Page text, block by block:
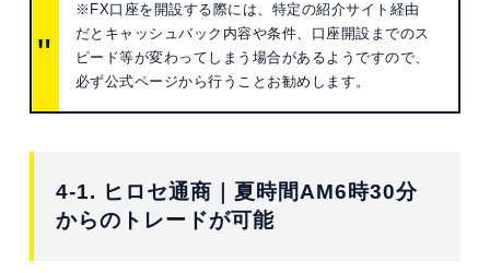
※FX口座を開設する際には、特定の紹介サイト経由
だとキャッシュバック内容や条件、口座開設までのス
ピード等が変わってしまう場合があるようですので、
必ず公式ページから行うことお勧めします。
4-1. ヒロセ通商｜夏時間AM6時30分
からのトレードが可能